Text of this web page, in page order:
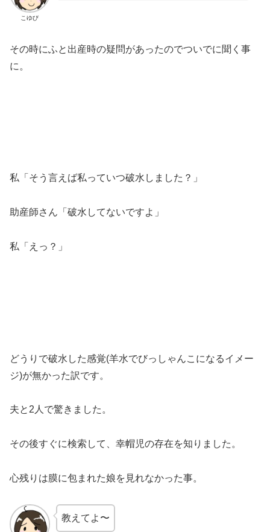
こゆび
その時にふと出産時の疑問があったのでついでに聞く事
に。
私「そう言えば私っていつ破水しました？」
助産師さん「破水してないですよ」
私「えっ？」
どうりで破水した感覚(羊水でびっしゃんこになるイメー
ジ)が無かった訳です。
夫と2人で驚きました。
その後すぐに検索して、幸帽児の存在を知りました。
心残りは膜に包まれた娘を見れなかった事。
教えてよ〜